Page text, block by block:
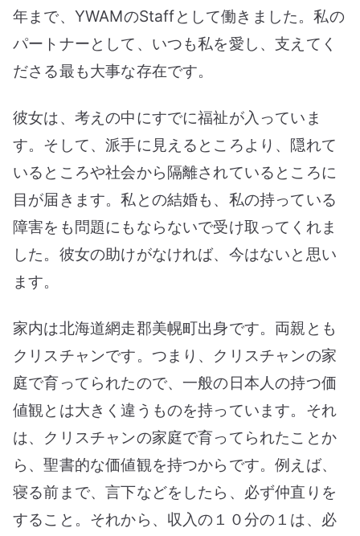
年まで、YWAMのStaffとして働きました。私の
パートナーとして、いつも私を愛し、支えてく
ださる最も大事な存在です。
彼女は、考えの中にすでに福祉が入っていま
す。そして、派手に見えるところより、隠れて
いるところや社会から隔離されているところに
目が届きます。私との結婚も、私の持っている
障害をも問題にもならないで受け取ってくれま
した。彼女の助けがなければ、今はないと思い
ます。
家内は北海道網走郡美幌町出身です。両親とも
クリスチャンです。つまり、クリスチャンの家
庭で育ってられたので、一般の日本人の持つ価
値観とは大きく違うものを持っています。それ
は、クリスチャンの家庭で育ってられたことか
ら、聖書的な価値観を持つからです。例えば、
寝る前まで、言下などをしたら、必ず仲直りを
すること。それから、収入の１０分の１は、必